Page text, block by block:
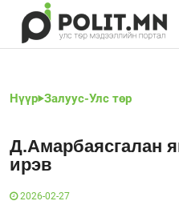
Нүүр Залуус-Улс төр
Д.Амарбаясгалан
ирэв
2026-02-27